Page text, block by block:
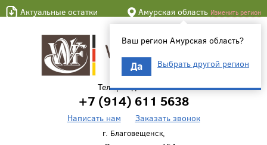
Актуальные остатки Амурская область Изменить регион
Ваш регион Амурская область?
Да Выбрать другой регион
Телефон для связи
+7 (914) 611 5638
Написать нам Заказать звонок
г. Благовещенск,